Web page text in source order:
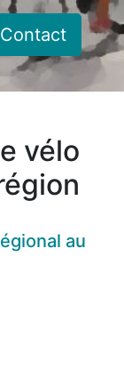
Contact
vélo
au